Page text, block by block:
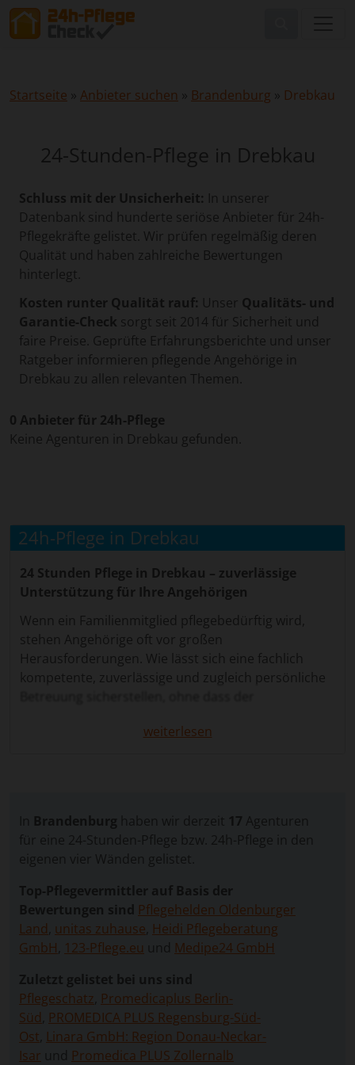
Startseite » Anbieter suchen » Brandenburg » Drebkau
24-Stunden-Pflege in Drebkau
Schluss mit der Unsicherheit: In unserer
Datenbank sind hunderte seriöse Anbieter für 24h-
Pflegekräfte gelistet. Wir prüfen regelmäßig deren
Qualität und haben zahlreiche Bewertungen
hinterlegt.
Kosten runter Qualität rauf: Unser Qualitäts- und
Garantie-Check sorgt seit 2014 für Sicherheit und
faire Preise. Geprüfte Erfahrungsberichte und unser
Ratgeber informieren pflegende Angehörige in
Drebkau zu allen relevanten Themen.
0 Anbieter für 24h-Pflege
Keine Agenturen in Drebkau gefunden.
24h-Pflege in Drebkau
24 Stunden Pflege in Drebkau – zuverlässige
Unterstützung für Ihre Angehörigen
Wenn ein Familienmitglied pflegebedürftig wird,
stehen Angehörige oft vor großen
Herausforderungen. Wie lässt sich eine fachlich
kompetente, zuverlässige und zugleich persönliche
muss? Die 24 Stunden Pflege in Drebkau bietet
Viele Familien legen großen Wert darauf, dass ältere
Angehörige so lange wie möglich zu Hause betreut
und bestehende soziale Kontakte tragen maßgeblich
zum Wohlbefinden bei. Gleichzeitig kann die Pflege
über längere Zeit sehr belastend sein – besonders
wenn berufliche Verpflichtungen, eigene
gesundheitliche Einschränkungen oder andere
Aufgaben berücksichtigt werden müssen. Eine 24-
Stunden-Betreuung schafft hier Entlastung und
stellt sicher, dass Ihr Angehöriger rund um die Uhr
gut versorgt ist.
weiterlesen
Brandenburg haben wir derzeit 17 Agenturen
für eine 24-Stunden-Pflege bzw. 24h-Pflege in den
eigenen vier Wänden gelistet.
Top-Pflegevermittler auf Basis der
Bewertungen sind Pflegehelden Oldenburger
Land unitas zuhause Heidi Pflegeberatung
GmbH 123-Pflege.eu und Medipe24 GmbH
Zuletzt gelistet bei uns sind
Pflegeschatz Promedicaplus Berlin-
Süd PROMEDICA PLUS Regensburg-Süd-
Ost Linara GmbH: Region Donau-Neckar-
Isar und Promedica PLUS Zollernalb